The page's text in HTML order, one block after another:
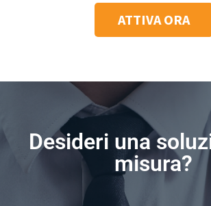
ATTIVA ORA
Desideri una
misura?